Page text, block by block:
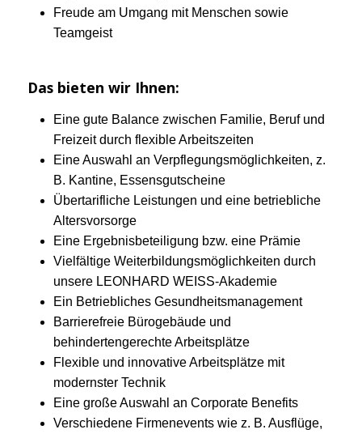
Freude am Umgang mit Menschen sowie
Teamgeist
Das bieten wir Ihnen:
Eine gute Balance zwischen Familie, Beruf und
Freizeit durch flexible Arbeitszeiten
Eine Auswahl an Verpflegungsmöglichkeiten, z.
B. Kantine, Essensgutscheine
Übertarifliche Leistungen und eine betriebliche
Altersvorsorge
Eine Ergebnisbeteiligung bzw. eine Prämie
Vielfältige Weiterbildungsmöglichkeiten durch
unsere LEONHARD WEISS-Akademie
Ein Betriebliches Gesundheitsmanagement
Barrierefreie Bürogebäude und
behindertengerechte Arbeitsplätze
Flexible und innovative Arbeitsplätze mit
modernster Technik
Eine große Auswahl an Corporate Benefits
Verschiedene Firmenevents wie z. B. Ausflüge,